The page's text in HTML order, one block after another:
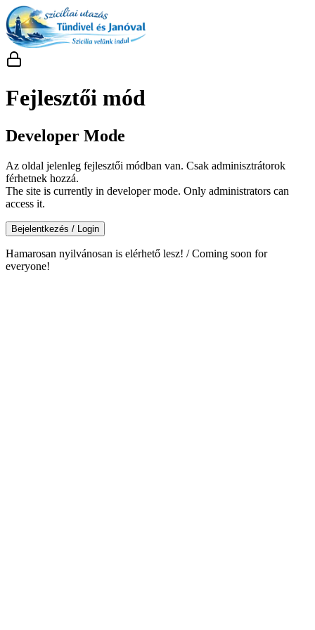
Fejlesztői mód
Developer Mode
Az oldal jelenleg fejlesztői módban van. Csak adminisztrátorok
férhetnek hozzá.
The site is currently in developer mode. Only administrators can
access it.
Bejelentkezés / Login
Hamarosan nyilvánosan is elérhető lesz! / Coming soon for
everyone!